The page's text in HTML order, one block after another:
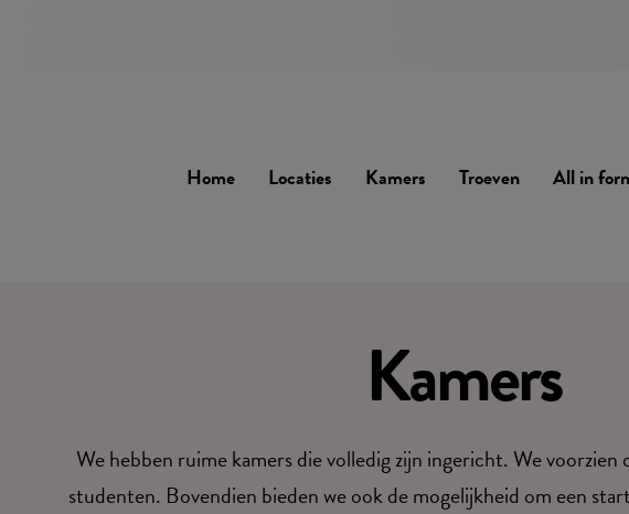
Home Locaties Kamers Troeven All in
Kamers
We hebben ruime kamers die volledig zijn ingericht. We voorzien
studenten. Bovendien bieden we ook de mogelijkheid om een